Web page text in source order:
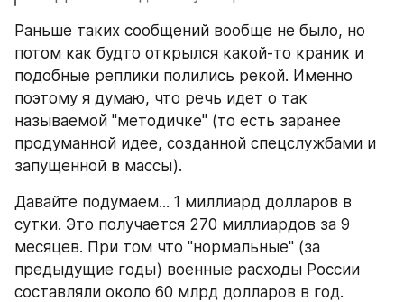
Раньше таких сообщений вообще не было, но
потом как будто открылся какой-то краник и
подобные реплики полились рекой. Именно
поэтому я думаю, что речь идет о так
называемой "методичке" (то есть заранее
продуманной идее, созданной спецслужбами и
запущенной в массы).
Давайте подумаем... 1 миллиард долларов в
сутки. Это получается 270 миллиардов за 9
месяцев. При том что "нормальные" (за
предыдущие годы) военные расходы России
составляли около 60 млрд долларов в год.